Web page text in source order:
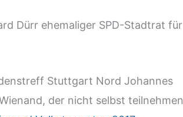
Dürr ehemaliger SPD-Stadtrat für
Stuttgart Nord Johannes
and, der nicht selbst teilnehmen